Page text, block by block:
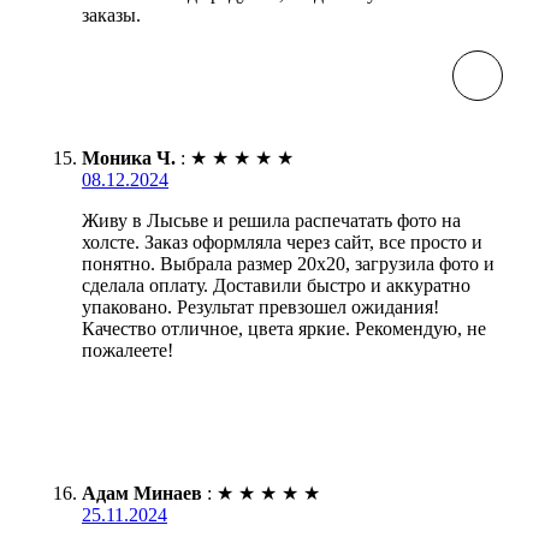
заказы.
Моника Ч. : ★ ★ ★ ★ ★
08.12.2024
Живу в Лысьве и решила распечатать фото на
холсте. Заказ оформляла через сайт, все просто и
понятно. Выбрала размер 20х20, загрузила фото и
сделала оплату. Доставили быстро и аккуратно
упаковано. Результат превзошел ожидания!
Качество отличное, цвета яркие. Рекомендую, не
пожалеете!
Адам Минаев : ★ ★ ★ ★ ★
25.11.2024